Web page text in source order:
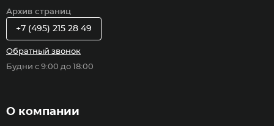
Архив страниц
О компании
+7 (495) 215 28 49
Обратный звонок
Будни с 9:00 до 18:00